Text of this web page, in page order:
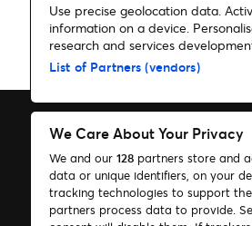
Home»Musik»
Suchen
Cookie-Einwilligungstool
Use precise geolocation data.
information on a device.
research and services
List of Partners (vendors)
We Care About Your Privacy
We and our 128 partners store and
data or unique identifiers, on your
tracking technologies to support
partners process data to provide.